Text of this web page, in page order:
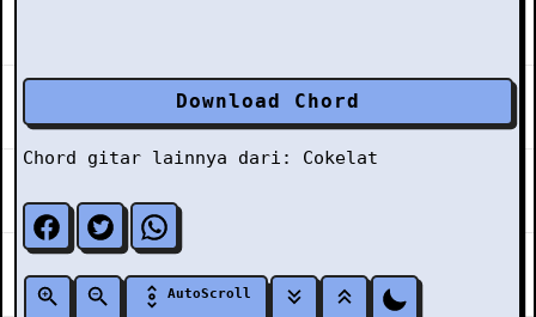
Download Chord
Chord gitar lainnya dari: Cokelat
AutoScroll